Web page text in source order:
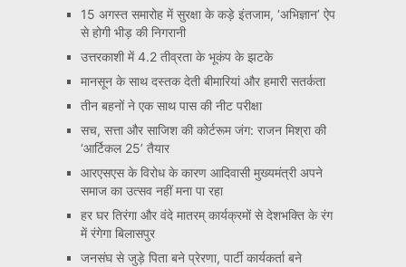
15 अगस्त समारोह में सुरक्षा के कड़े इंतजाम, ‘अभिज्ञान’ ऐप
से होगी भीड़ की निगरानी
उत्तरकाशी में 4.2 तीव्रता के भूकंप के झटके
मानसून के साथ दस्तक देती बीमारियां और हमारी सतर्कता
तीन बहनों ने एक साथ पास की नीट परीक्षा
सच, सत्ता और साजिश की कोर्टरूम जंग: राजन मिश्रा की
‘आर्टिकल 25’ तैयार
आरएसएस के विरोध के कारण आदिवासी मुख्यमंत्री अपने
समाज का उत्सव नहीं मना पा रहा
हर घर तिरंगा और वंदे मातरम् कार्यक्रमों से देशभक्ति के रंग
में रंगेगा बिलासपुर
जनसंघ से जुड़े पिता बने प्रेरणा, पार्टी कार्यकर्ता बने